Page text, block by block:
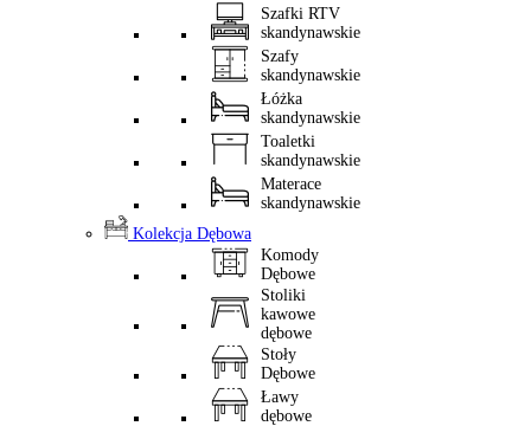
Szafki RTV
skandynawskie
Szafy
skandynawskie
Łóżka
skandynawskie
Toaletki
skandynawskie
Materace
skandynawskie
Kolekcja Dębowa
Komody
Dębowe
Stoliki
kawowe
dębowe
Stoły
Dębowe
Ławy
dębowe